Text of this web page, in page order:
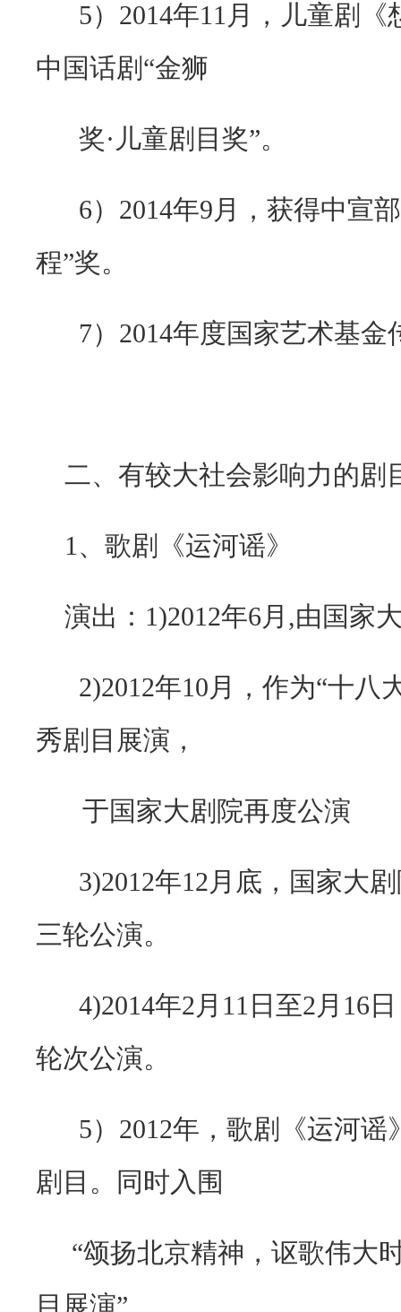
5） 2014年11 月，儿童剧《
中国话剧 “金狮
奖· 儿童剧目奖”。
6） 2014年9 月，获得中宣
程”奖。
7） 2014年度国家艺术基金
二、有较大社会影响力的剧
1 、 歌剧《运河谣》
演出： 1)2012年6 月 ,由国家
2)2012年10 月，作为“十八
秀剧目展演，
于国家大剧院再度公演
3)2012年12 月底，国家大
三轮公演。
4)2014年2 月 11 日至2 月 16
轮次公演。
5） 2012年，歌剧《运河谣
剧目。同时入围
“颂扬北京精神，讴歌伟
目展演”